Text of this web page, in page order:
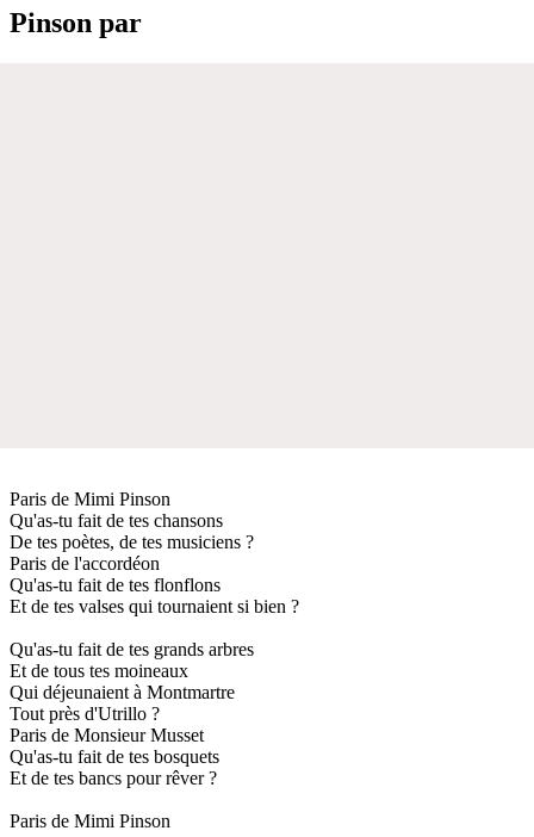
Pinson par
Paris de Mimi Pinson
Qu'as-tu fait de tes chansons
De tes poètes, de tes musiciens ?
Paris de l'accordéon
Qu'as-tu fait de tes flonflons
Et de tes valses qui tournaient si bien ?
Qu'as-tu fait de tes grands arbres
Et de tous tes moineaux
Qui déjeunaient à Montmartre
Tout près d'Utrillo ?
Paris de Monsieur Musset
Qu'as-tu fait de tes bosquets
Et de tes bancs pour rêver ?
Paris de Mimi Pinson